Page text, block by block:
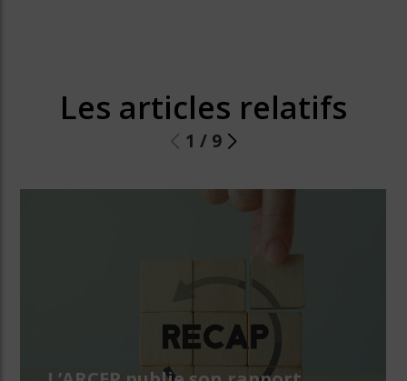
Les articles relatifs
1 / 9